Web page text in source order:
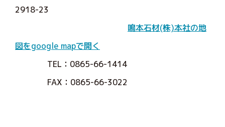
2918-23
鳴本石材(株)本社の地
図をgoogle mapで開く
TEL：0865-66-1414
FAX：0865-66-3022